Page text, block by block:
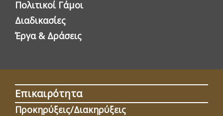
Πολιτικοί Γάμοι
Διαδικασίες
Έργα & Δράσεις
Επικαιρότητα
Προκηρύξεις/Διακηρύξεις